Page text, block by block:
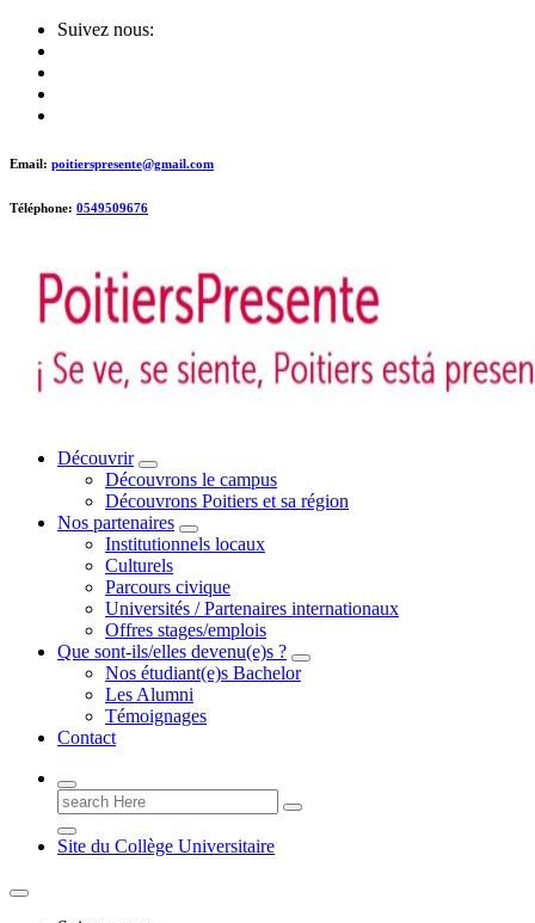
Skip
content
Suivez nous:
Email: poitierspresente@gmail.com
Téléphone: 0549509676
Poitiers presente !
Découvrir
Découvrons le campus
Découvrons Poitiers et sa région
Nos partenaires
Institutionnels locaux
Culturels
Parcours civique
Universités / Partenaires internationaux
Offres stages/emplois
Que sont-ils/elles devenu(e)s ?
Nos étudiant(e)s Bachelor
Les Alumni
Témoignages
Contact
Search
for:
Site du Collège Universitaire